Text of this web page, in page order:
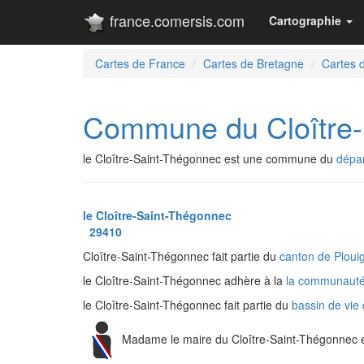
france.comersis.com Cartographie
Cartes de France Cartes de Bretagne Cartes
Commune du
le Cloître-Saint-Thégonnec est une commune du
le Cloître-Saint-Thégonnec
29410
Cloître-Saint-Thégonnec fait partie du canton de
le Cloître-Saint-Thégonnec adhère à la la
le Cloître-Saint-Thégonnec fait partie du bassin de
Madame le maire du Cloître-Saint-Thégonnec